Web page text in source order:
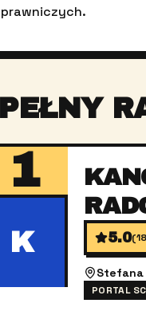
prawniczych.
PEŁNY
1
K 5.0(
Stefana
PORTAL